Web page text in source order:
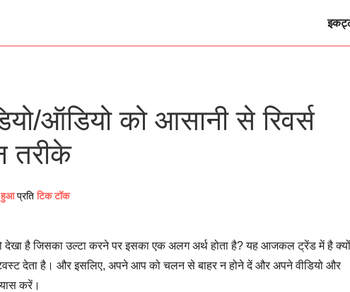
ऑडियो को आसानी से रिवर्स
तरीके
हुआप्रतिटिक टॉक
देखा है जिसका उल्टा करने पर इसका एक अलग अर्थ होता है? यह आजकल ट्रेंड में है
देता है। और इसलिए, अपने आप को चलन से बाहर न होने दें और अपने वीडियो और
करें।